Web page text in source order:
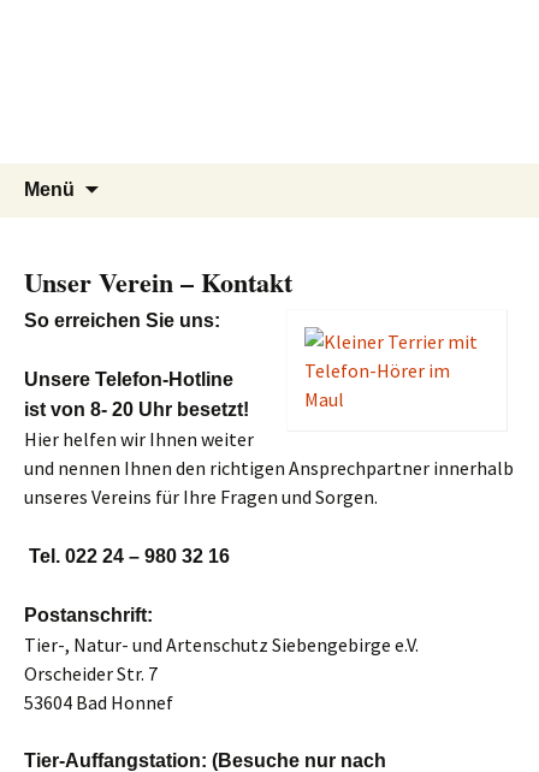
Tier Natur und Artenschutz
Siebengebirge e.V.
Tierschutzverein seit 1985 im
Siebengebirge – Orscheider
Menü
Unser Verein – Kontakt
So erreichen Sie uns:
Unsere Telefon-Hotline
ist von 8- 20 Uhr besetzt!
Hier helfen wir Ihnen weiter
und nennen Ihnen den richtigen Ansprechpartner innerhalb
unseres Vereins für Ihre Fragen und Sorgen.
Tel. 022 24 – 980 32 16
Postanschrift:
Tier-, Natur- und Artenschutz Siebengebirge e.V.
Orscheider Str. 7
53604 Bad Honnef
Tier-Auffangstation: (Besuche nur nach